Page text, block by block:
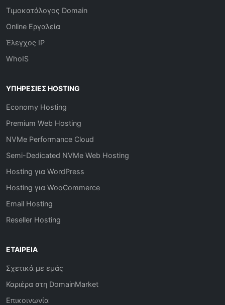
Τιμοκατάλογος Domain
Online Εργαλεία
Έλεγχος IP
WhoIS
ΥΠΗΡΕΣΊΕΣ HOSTING
Economy Hosting
Premium Web Hosting
NVMe Performance Cloud
Semi-Dedicated NVMe Web Hosting
Hosting για WordPress
Hosting για WooCommerce
Email Hosting
Reseller Hosting
ΕΤΑΙΡΕΊΑ
Σχετικά με εμάς
Καριέρα στη DomainMarket
Επικοινωνία